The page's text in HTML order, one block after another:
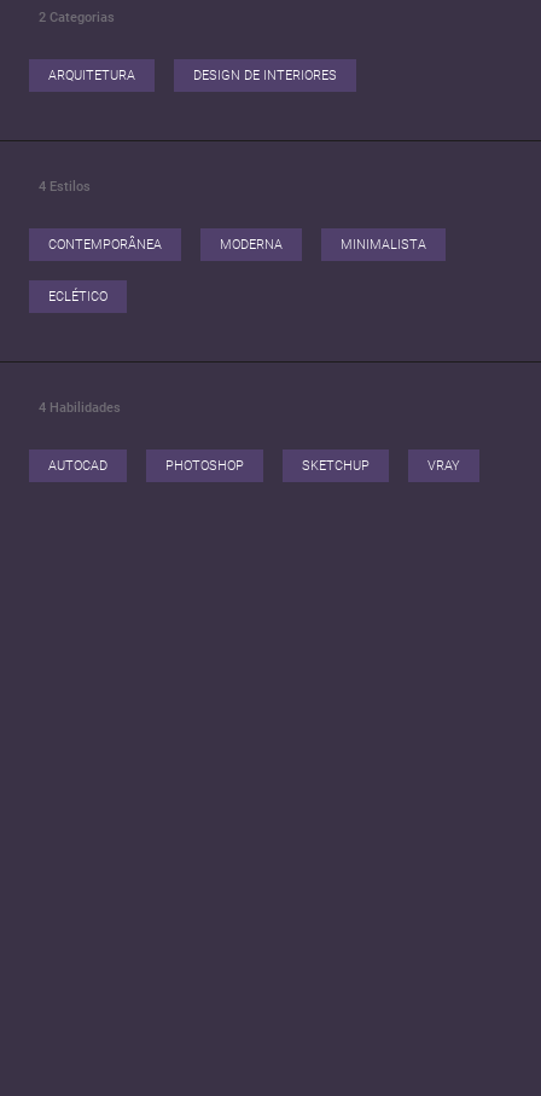
2 Categorias
ARQUITETURA DESIGN DE INTERIORES
4 Estilos
CONTEMPORÂNEA MODERNA MINIMALISTA
ECLÉTICO
4 Habilidades
AUTOCAD PHOTOSHOP SKETCHUP VRAY